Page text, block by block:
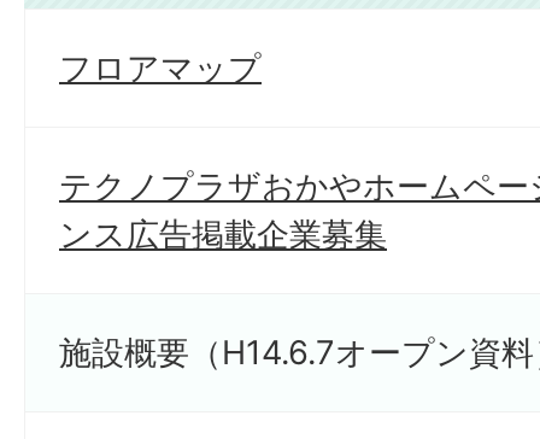
フロアマップ
テクノプラザおかやホームペ
ンス広告掲載企業募集
施設概要（H14.6.7オープン資